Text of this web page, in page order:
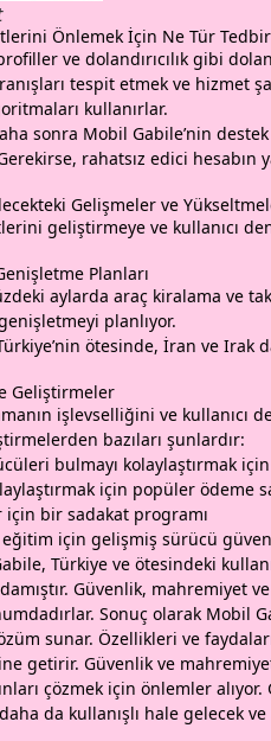
Önlemek İçin Ne Tür
ve dolandırıcılık gibi
tespit etmek ve hizmet
kullanırlar.
sonra Mobil Gabile’nin
rahatsız edici hesabın
Gelişmeler ve
geliştirmeye ve kullanıcı
Planları
aylarda araç kiralama ve
planlıyor.
ötesinde, İran ve
Geliştirmeler
işlevselliğini ve kullanıcı
bazıları şunlardır:
bulmayı kolaylaştırmak
için popüler ödeme
için bir sadakat programı
eğitim için gelişmiş sürücü
Türkiye ve ötesindeki
Güvenlik, mahremiyet
Sonuç olarak Mobil
sunar. Özellikleri ve
getirir. Güvenlik ve
çözmek için önlemler
da kullanışlı hale gelecek